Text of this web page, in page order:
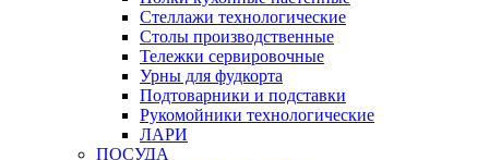
Стеллажи технологические
Столы производственные
Тележки сервировочные
Урны для фудкорта
Подтоварники и подставки
Рукомойники технологические
ЛАРИ
ПОСУДА